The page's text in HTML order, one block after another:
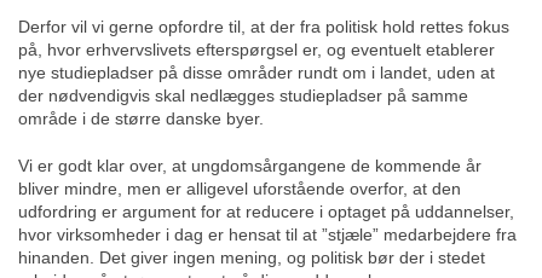
Derfor vil vi gerne opfordre til, at der fra politisk hold rettes fokus
på, hvor erhvervslivets efterspørgsel er, og eventuelt etablerer
nye studiepladser på disse områder rundt om i landet, uden at
der nødvendigvis skal nedlægges studiepladser på samme
område i de større danske byer.
Vi er godt klar over, at ungdomsårgangene de kommende år
bliver mindre, men er alligevel uforstående overfor, at den
udfordring er argument for at reducere i optaget på uddannelser,
hvor virksomheder i dag er hensat til at ”stjæle” medarbejdere fra
hinanden. Det giver ingen mening, og politisk bør der i stedet